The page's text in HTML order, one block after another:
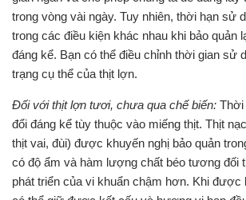
trong vòng vài ngày. Tuy nhiên, thời hạn sử
trong các điều kiện khác nhau khi bảo quản
đáng kể. Bạn có thể điều chỉnh thời gian sử
trạng cụ thể của thịt lợn.
Đối với thịt lợn tươi, chưa qua chế biến: Thời
đổi đáng kể tùy thuộc vào miếng thịt. Thịt
thịt vai, đùi) được khuyến nghị bảo quản
có độ ẩm và hàm lượng chất béo tương đối
phát triển của vi khuẩn chậm hơn. Khi được